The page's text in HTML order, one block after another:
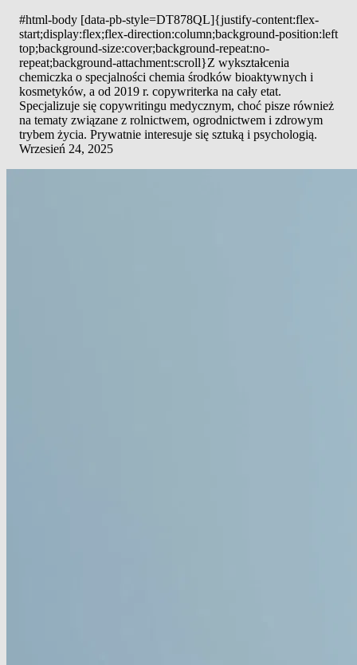
#html-body [data-pb-style=DT878QL]{justify-content:flex-
start;display:flex;flex-direction:column;background-position:left
top;background-size:cover;background-repeat:no-
repeat;background-attachment:scroll}Z wykształcenia
chemiczka o specjalności chemia środków bioaktywnych i
kosmetyków, a od 2019 r. copywriterka na cały etat.
Specjalizuje się copywritingu medycznym, choć pisze również
na tematy związane z rolnictwem, ogrodnictwem i zdrowym
trybem życia. Prywatnie interesuje się sztuką i psychologią.
Wrzesień 24, 2025